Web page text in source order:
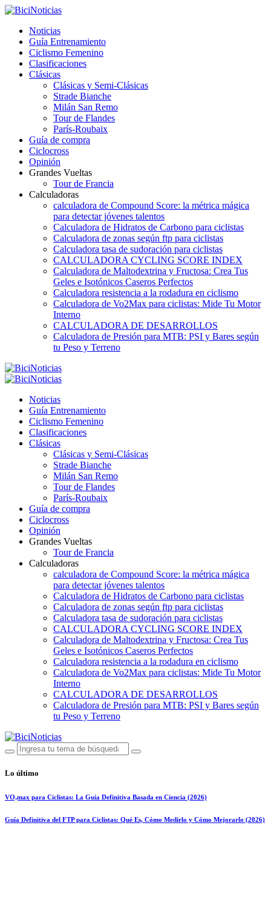
Noticias
Guía Entrenamiento
Ciclismo Femenino
Clasificaciones
Clásicas
Clásicas y Semi-Clásicas
Strade Bianche
Milán San Remo
Tour de Flandes
París-Roubaix
Guía de compra
Ciclocross
Opinión
Grandes Vueltas
Tour de Francia
Calculadoras
calculadora de Compound Score: la métrica mágica
para detectar jóvenes talentos
Calculadora de Hidratos de Carbono para ciclistas
Calculadora de zonas según ftp para ciclistas
Calculadora tasa de sudoración para ciclistas
CALCULADORA CYCLING SCORE INDEX
Calculadora de Maltodextrina y Fructosa: Crea Tus
Geles e Isotónicos Caseros Perfectos
Calculadora resistencia a la rodadura en ciclismo
Calculadora de Vo2Max para ciclistas: Mide Tu Motor
Interno
CALCULADORA DE DESARROLLOS
Calculadora de Presión para MTB: PSI y Bares según
tu Peso y Terreno
Noticias
Guía Entrenamiento
Ciclismo Femenino
Clasificaciones
Clásicas
Clásicas y Semi-Clásicas
Strade Bianche
Milán San Remo
Tour de Flandes
París-Roubaix
Guía de compra
Ciclocross
Opinión
Grandes Vueltas
Tour de Francia
Calculadoras
calculadora de Compound Score: la métrica mágica
para detectar jóvenes talentos
Calculadora de Hidratos de Carbono para ciclistas
Calculadora de zonas según ftp para ciclistas
Calculadora tasa de sudoración para ciclistas
CALCULADORA CYCLING SCORE INDEX
Calculadora de Maltodextrina y Fructosa: Crea Tus
Geles e Isotónicos Caseros Perfectos
Calculadora resistencia a la rodadura en ciclismo
Calculadora de Vo2Max para ciclistas: Mide Tu Motor
Interno
CALCULADORA DE DESARROLLOS
Calculadora de Presión para MTB: PSI y Bares según
tu Peso y Terreno
Lo último
VO₂max para Ciclistas: La Guía Definitiva Basada en Ciencia (2026)
Guía Definitiva del FTP para Ciclistas: Qué Es, Cómo Medirlo y Cómo Mejorarlo (2026)